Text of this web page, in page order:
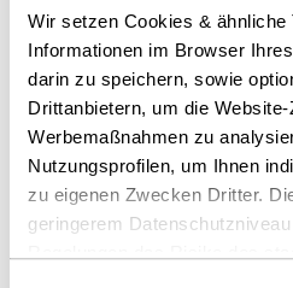
Wir setzen Cookies & ähnliche
Informationen im Browser
darin zu speichern, sowie
Drittanbietern, um die
Werbemaßnahmen zu
Nutzungsprofilen, um Ihnen
zu eigenen Zwecken Dritter.
geringerem
Dr.
Dr. Manja